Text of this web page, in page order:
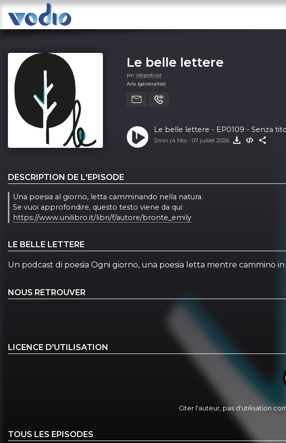
Le belle lettere
par odopodcast
Arts (généralité)
Le belle lettere - EP0109 - Senza
2min (4 Mo) - 07 juillet 2026
DESCRIPTION DE L'EPISODE
Una poesia al giorno, letta camminando nella natura.
Se vuoi approfondire, questo testo viene da qui:
https://www.unilibro.it/libri/f/autore/bronte_emily
LE BELLE LETTERE
Un podcast di poesia Ogni giorno, una poesia letta mentre cammino in
NOUS RETROUVER
LICENCE D'UTILISATION
Citer l'auteur, pas d'utilisation
TOUS LES EPISODES